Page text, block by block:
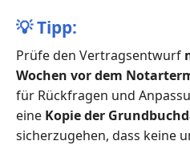
💡Tipp:
Prüfe den Vertragsentwurf
Wochen vor dem
für Rückfragen und
eine Kopie der
sicherzugehen, dass keine